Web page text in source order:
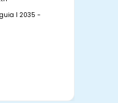
I 2035 -